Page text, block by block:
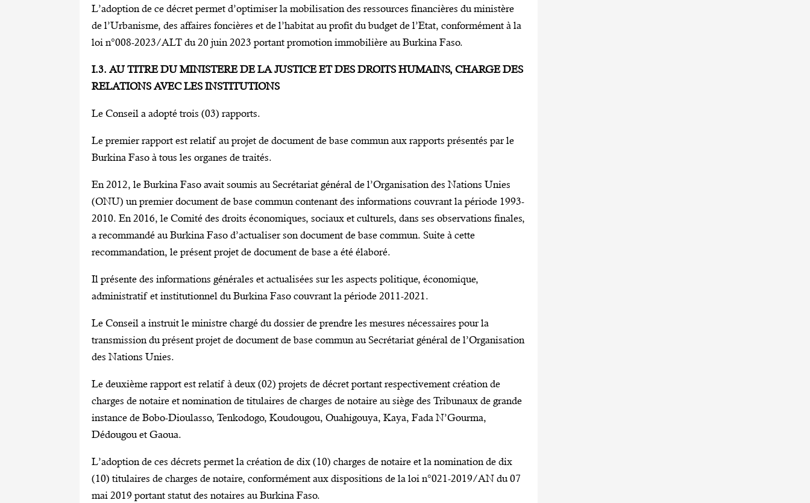
L’adoption de ce décret permet d’optimiser la mobilisation des ressources financières du ministère
de l’Urbanisme, des affaires foncières et de l’habitat au profit du budget de l’Etat, conformément à la
loi n°008-2023/ALT du 20 juin 2023 portant promotion immobilière au Burkina Faso.
I.3. AU TITRE DU MINISTERE DE LA JUSTICE ET DES DROITS HUMAINS, CHARGE DES
RELATIONS AVEC LES INSTITUTIONS
Le Conseil a adopté trois (03) rapports.
Le premier rapport est relatif au projet de document de base commun aux rapports présentés par le
Burkina Faso à tous les organes de traités.
En 2012, le Burkina Faso avait soumis au Secrétariat général de l’Organisation des Nations Unies
(ONU) un premier document de base commun contenant des informations couvrant la période 1993-
2010. En 2016, le Comité des droits économiques, sociaux et culturels, dans ses observations finales,
a recommandé au Burkina Faso d’actualiser son document de base commun. Suite à cette
recommandation, le présent projet de document de base a été élaboré.
Il présente des informations générales et actualisées sur les aspects politique, économique,
administratif et institutionnel du Burkina Faso couvrant la période 2011-2021.
Le Conseil a instruit le ministre chargé du dossier de prendre les mesures nécessaires pour la
transmission du présent projet de document de base commun au Secrétariat général de l’Organisation
des Nations Unies.
Le deuxième rapport est relatif à deux (02) projets de décret portant respectivement création de
charges de notaire et nomination de titulaires de charges de notaire au siège des Tribunaux de grande
instance de Bobo-Dioulasso, Tenkodogo, Koudougou, Ouahigouya, Kaya, Fada N’Gourma,
Dédougou et Gaoua.
L’adoption de ces décrets permet la création de dix (10) charges de notaire et la nomination de dix
(10) titulaires de charges de notaire, conformément aux dispositions de la loi n°021-2019/AN du 07
mai 2019 portant statut des notaires au Burkina Faso.